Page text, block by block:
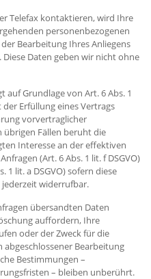
Telefax kontaktieren, wird Ihre
personenbezogenen
Bearbeitung Ihres Anliegens
Daten geben wir nicht ohne
auf Grundlage von Art. 6 Abs. 1
der Erfüllung eines Vertrags
vorvertraglicher
übrigen Fällen beruht die
Interesse an der effektiven
(Art. 6 Abs. 1 lit. f DSGVO)
1 lit. a DSGVO) sofern diese
widerrufbar.
übersandten Daten
auffordern, Ihre
oder der Zweck für die
abgeschlossener Bearbeitung
Bestimmungen –
– bleiben unberührt.